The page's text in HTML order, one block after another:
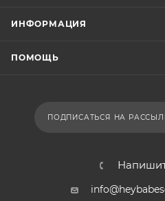
ИНФОРМАЦИЯ
ПОМОЩЬ
ПОДПИСАТЬСЯ НА